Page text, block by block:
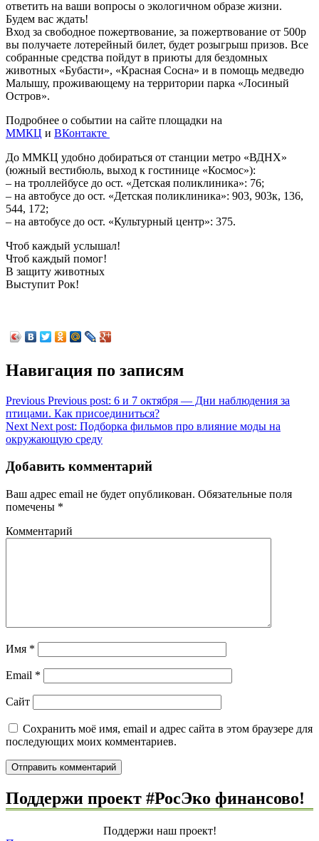
ответить на ваши вопросы о экологичном образе жизни.
Будем вас ждать!
Вход за свободное пожертвование, за пожертвование от 500р
вы получаете лотерейный билет, будет розыгрыш призов. Все
собранные средства пойдут в приюты для бездомных
животных «Бубасти», «Красная Сосна» и в помощь медведю
Малышу, проживающему на территории парка «Лосиный
Остров».
Подробнее о событии на сайте площадки на
ММКЦ и ВКонтакте
До ММКЦ удобно добираться от станции метро «ВДНХ»
(южный вестибюль, выход к гостинице «Космос»):
– на троллейбусе до ост. «Детская поликлиника»: 76;
– на автобусе до ост. «Детская поликлиника»: 903, 903к, 136,
544, 172;
– на автобусе до ост. «Культурный центр»: 375.
Чтоб каждый услышал!
Чтоб каждый помог!
В защиту животных
Выступит Рок!
Навигация по записям
Previous Previous post: 6 и 7 октября — Дни наблюдения за
птицами. Как присоединиться?
Next Next post: Подборка фильмов про влияние моды на
окружающую среду
Добавить комментарий
Ваш адрес email не будет опубликован. Обязательные поля
помечены *
Комментарий
Имя *
Email *
Сайт
Сохранить моё имя, email и адрес сайта в этом браузере для
последующих моих комментариев.
Поддержи проект #РосЭко финансово!
Поддержи наш проект!